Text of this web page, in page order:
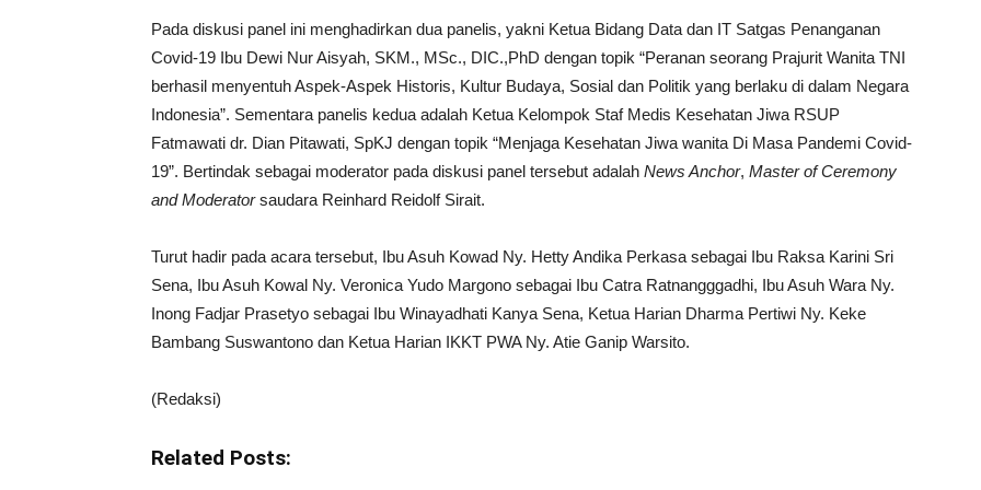
Pada diskusi panel ini menghadirkan dua panelis, yakni Ketua Bidang Data dan IT Satgas Penanganan
Covid-19 Ibu Dewi Nur Aisyah, SKM., MSc., DIC.,PhD dengan topik “Peranan seorang Prajurit Wanita TNI
berhasil menyentuh Aspek-Aspek Historis, Kultur Budaya, Sosial dan Politik yang berlaku di dalam Negara
Indonesia”. Sementara panelis kedua adalah Ketua Kelompok Staf Medis Kesehatan Jiwa RSUP
Fatmawati dr. Dian Pitawati, SpKJ dengan topik “Menjaga Kesehatan Jiwa wanita Di Masa Pandemi Covid-
19”. Bertindak sebagai moderator pada diskusi panel tersebut adalah News Anchor, Master of Ceremony
and Moderatorsaudara Reinhard Reidolf Sirait.
Turut hadir pada acara tersebut, Ibu Asuh Kowad Ny. Hetty Andika Perkasa sebagai Ibu Raksa Karini Sri
Sena, Ibu Asuh Kowal Ny. Veronica Yudo Margono sebagai Ibu Catra Ratnangggadhi, Ibu Asuh Wara Ny.
Inong Fadjar Prasetyo sebagai Ibu Winayadhati Kanya Sena, Ketua Harian Dharma Pertiwi Ny. Keke
Bambang Suswantono dan Ketua Harian IKKT PWA Ny. Atie Ganip Warsito.
(Redaksi)
Related Posts: